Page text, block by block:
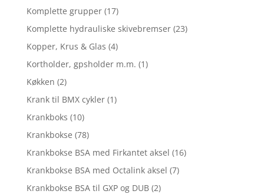
Komplette grupper (17)
Komplette hydrauliske skivebremser (23)
Kopper, Krus & Glas (4)
Kortholder, gpsholder m.m. (1)
Køkken (2)
Krank til BMX cykler (1)
Krankboks (10)
Krankbokse (78)
Krankbokse BSA med Firkantet aksel (16)
Krankbokse BSA med Octalink aksel (7)
Krankbokse BSA til GXP og DUB (2)